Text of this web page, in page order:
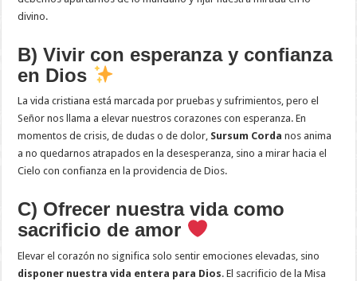
divino.
B) Vivir con esperanza y confianza
en Dios
La vida cristiana está marcada por pruebas y sufrimientos, pero el
Señor nos llama a elevar nuestros corazones con esperanza. En
momentos de crisis, de dudas o de dolor, Sursum Corda nos anima
a no quedarnos atrapados en la desesperanza, sino a mirar hacia el
Cielo con confianza en la providencia de Dios.
C) Ofrecer nuestra vida como
sacrificio de amor
Elevar el corazón no significa solo sentir emociones elevadas, sino
disponer nuestra vida entera para Dios. El sacrificio de la Misa